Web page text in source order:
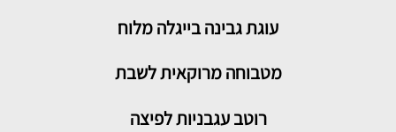
עוגת גבינה בייגלה מלוח
מטבוחה מרוקאית לשבת
רוטב עגבניות לפיצה